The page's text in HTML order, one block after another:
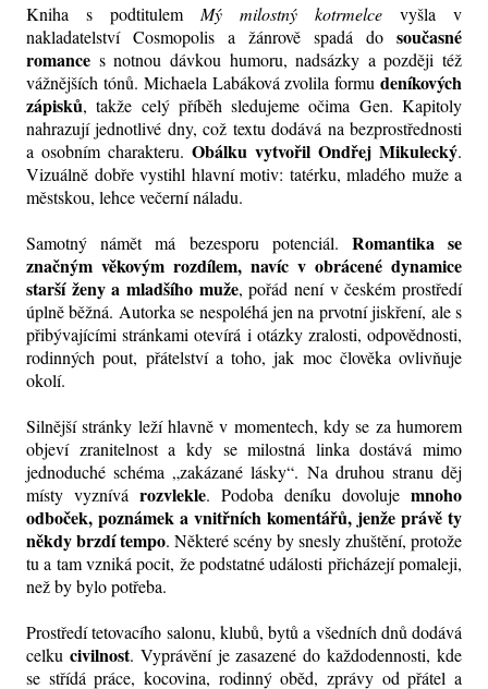
Kniha s podtitulem Mý milostný kotrmelce vyšla v
nakladatelství Cosmopolis a žánrově spadá do současné
romance s notnou dávkou humoru, nadsázky a později též
vážnějších tónů. Michaela Labáková zvolila formu deníkových
zápisků, takže celý příběh sledujeme očima Gen. Kapitoly
nahrazují jednotlivé dny, což textu dodává na bezprostřednosti
a osobním charakteru. Obálku vytvořil Ondřej Mikulecký.
Vizuálně dobře vystihl hlavní motiv: tatérku, mladého muže a
městskou, lehce večerní náladu.
Samotný námět má bezesporu potenciál. Romantika se
značným věkovým rozdílem, navíc v obrácené dynamice
starší ženy a mladšího muže, pořád není v českém prostředí
úplně běžná. Autorka se nespoléhá jen na prvotní jiskření, ale s
přibývajícími stránkami otevírá i otázky zralosti, odpovědnosti,
rodinných pout, přátelství a toho, jak moc člověka ovlivňuje
okolí.
Silnější stránky leží hlavně v momentech, kdy se za humorem
objeví zranitelnost a kdy se milostná linka dostává mimo
jednoduché schéma „zakázané lásky“. Na druhou stranu děj
místy vyznívá rozvlekle. Podoba deníku dovoluje mnoho
odboček, poznámek a vnitřních komentářů, jenže právě ty
někdy brzdí tempo. Některé scény by snesly zhuštění, protože
tu a tam vzniká pocit, že podstatné události přicházejí pomaleji,
než by bylo potřeba.
Prostředí tetovacího salonu, klubů, bytů a všedních dnů dodává
celku civilnost. Vyprávění je zasazené do každodennosti, kde
se střídá práce, kocovina, rodinný oběd, zprávy od přátel a